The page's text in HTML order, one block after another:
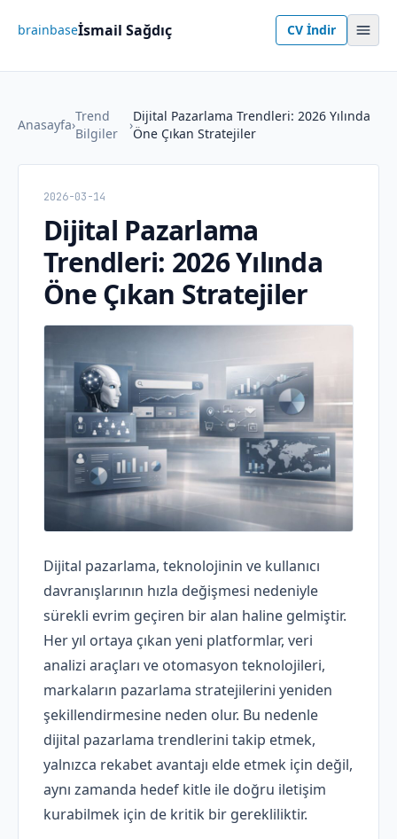
brainbaseİsmail Sağdıç CV İndir
Anasayfa›
Trend
Bilgiler
›
Dijital Pazarlama Trendleri: 2026 Yılında
Öne Çıkan Stratejiler
2026-03-14
Dijital Pazarlama
Trendleri: 2026 Yılında
Öne Çıkan Stratejiler
Dijital pazarlama, teknolojinin ve kullanıcı
davranışlarının hızla değişmesi nedeniyle
sürekli evrim geçiren bir alan haline gelmiştir.
Her yıl ortaya çıkan yeni platformlar, veri
analizi araçları ve otomasyon teknolojileri,
markaların pazarlama stratejilerini yeniden
şekillendirmesine neden olur. Bu nedenle
dijital pazarlama trendlerini takip etmek,
yalnızca rekabet avantajı elde etmek için değil,
aynı zamanda hedef kitle ile doğru iletişim
kurabilmek için de kritik bir gerekliliktir.